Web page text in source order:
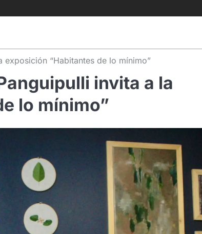
“Habitantes de lo mínimo”
invita a la
lo mínimo”